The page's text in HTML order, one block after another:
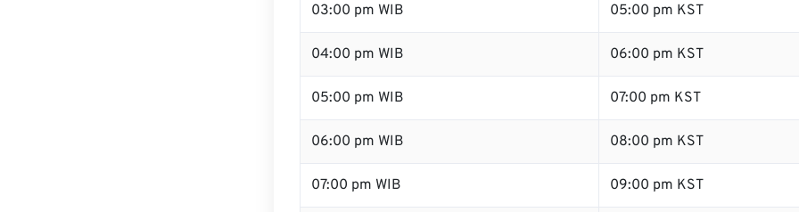
03:00 pm WIB 05:00 pm KST
04:00 pm WIB 06:00 pm KST
05:00 pm WIB 07:00 pm KST
06:00 pm WIB 08:00 pm KST
07:00 pm WIB 09:00 pm KST